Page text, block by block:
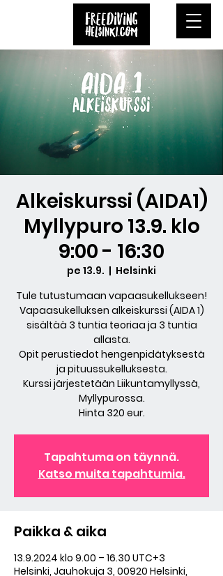
Alkeiskurssi (AIDA1)
Myllypuro 13.9. klo
9:00 - 16:30
pe 13.9.
  |
Helsinki
Tule tutustumaan vapaasukellukseen!
Vapaasukelluksen alkeiskurssi (AIDA 1)
sisältää 3 tuntia teoriaa ja 3 tuntia
allasta.
Opit perustiedot hengenpidätyksestä
ja pituussukelluksesta.
Kurssi järjestetään Liikuntamyllyssä,
Myllypurossa.
Hinta 320 eur.
Tapahtuma on täynnä.
Katso muita tapahtumia.
Paikka & aika
13.9.2024 klo 9.00 – 16.30 UTC+3
Helsinki, Jauhokuja 3, 00920 Helsinki,